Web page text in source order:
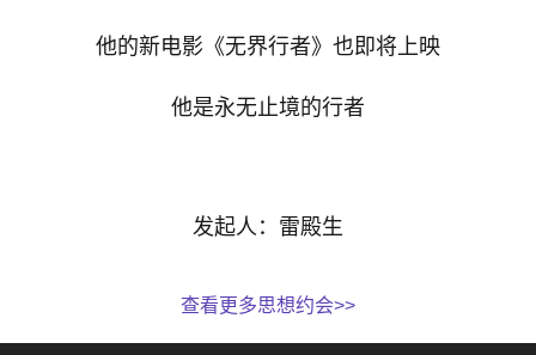
他的新电影《无界行者》也即将上映
他是永无止境的行者
发起人：雷殿生
查看更多思想约会>>